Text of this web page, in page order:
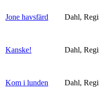
Jone havsfärd Dahl,
Kanske! Dahl,
Kom i lunden Dahl,